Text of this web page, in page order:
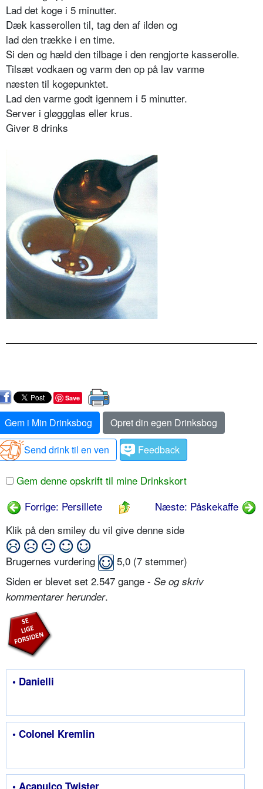
Lad det koge i 5 minutter.
Dæk kasserollen til, tag den af ilden og
lad den trække i en time.
Si den og hæld den tilbage i den rengjorte kasserolle.
Tilsæt vodkaen og varm den op på lav varme
næsten til kogepunktet.
Lad den varme godt igennem i 5 minutter.
Server i gløggglas eller krus.
Giver 8 drinks
Save
Gem i Min Drinksbog
Opret din egen Drinksbog
Send drink til en ven
Feedback
Gem denne opskrift til mine Drinkskort
Forrige: Persillete
Næste: Påskekaffe
Klik på den smiley du vil give denne side
Brugernes vurdering 5,0 (7 stemmer)
Siden er blevet set 2.547 gange - Se og skriv
kommentarer herunder.
• Danielli
• Colonel Kremlin
• Acapulco Twister